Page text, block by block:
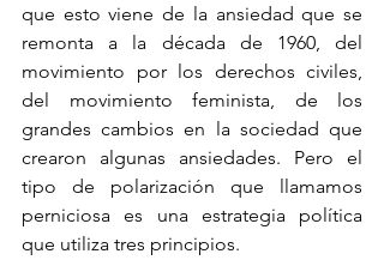
que esto viene de la ansiedad que se
remonta a la década de 1960, del
movimiento por los derechos civiles,
del movimiento feminista, de los
grandes cambios en la sociedad que
crearon algunas ansiedades. Pero el
tipo de polarización que llamamos
perniciosa es una estrategia política
que utiliza tres principios.